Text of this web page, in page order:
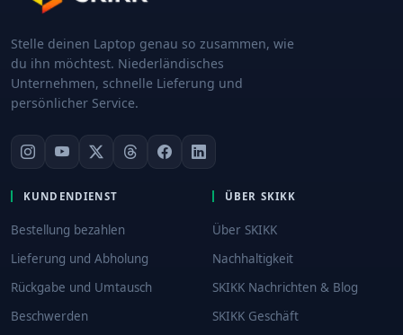
Stelle deinen Laptop genau so zusammen, wie
du ihn möchtest. Niederländisches
Unternehmen, schnelle Lieferung und
persönlicher Service.
KUNDENDIENST
Bestellung bezahlen
Lieferung und Abholung
Rückgabe und Umtausch
Beschwerden
ÜBER SKIKK
Über SKIKK
Nachhaltigkeit
SKIKK Nachrichten & Blog
SKIKK Geschäft